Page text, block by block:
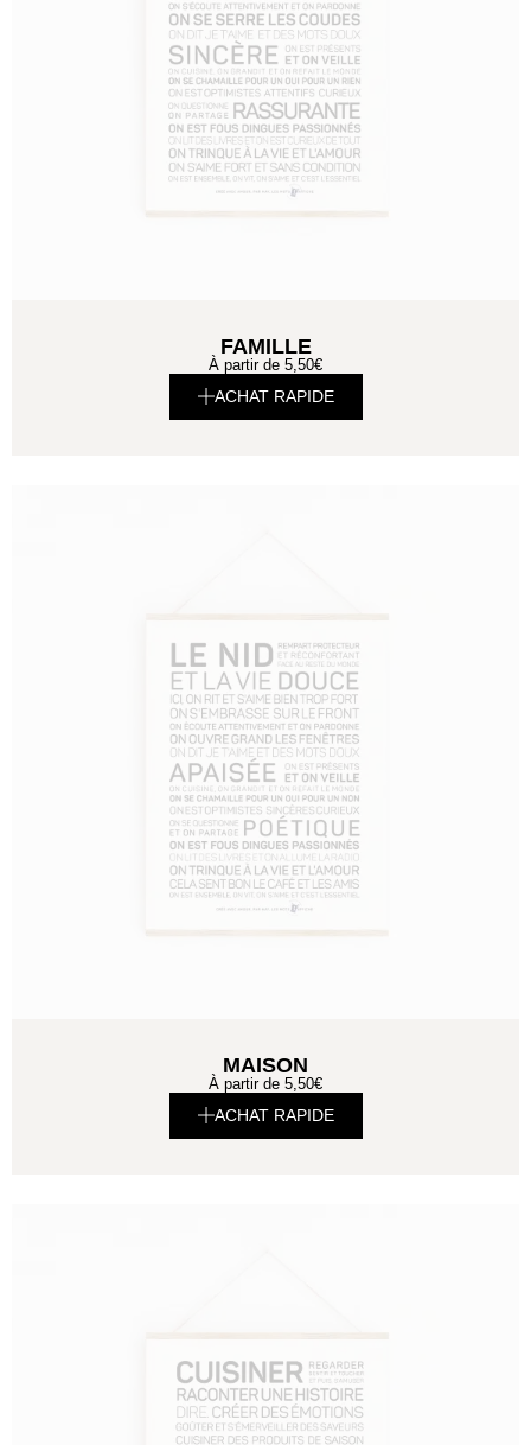
FAMILLE
À partir de 5,50€
ACHAT RAPIDE
MAISON
À partir de 5,50€
ACHAT RAPIDE